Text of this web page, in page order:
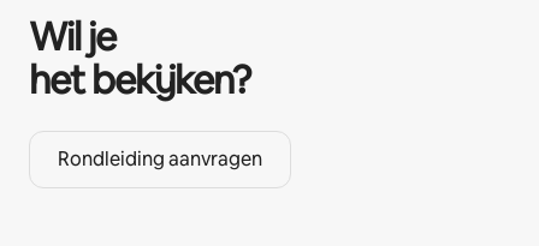
Wil je
het bekijken?
Rondleiding aanvragen